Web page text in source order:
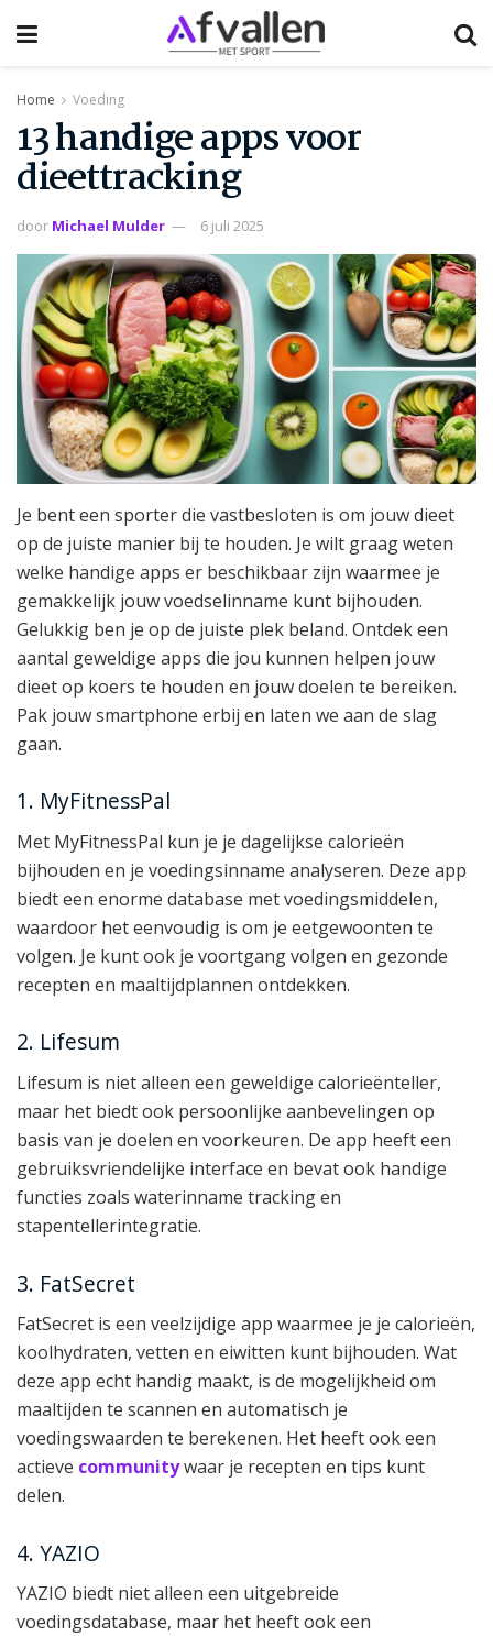
Home Voeding
13 handige apps voor
dieettracking
door Michael Mulder 6 juli 2025
Je bent een sporter die vastbesloten is om jouw dieet
op de juiste manier bij te houden. Je wilt graag weten
welke handige apps er beschikbaar zijn waarmee je
gemakkelijk jouw voedselinname kunt bijhouden.
Gelukkig ben je op de juiste plek beland. Ontdek een
aantal geweldige apps die jou kunnen helpen jouw
dieet op koers te houden en jouw doelen te bereiken.
Pak jouw smartphone erbij en laten we aan de slag
gaan.
1. MyFitnessPal
Met MyFitnessPal kun je je dagelijkse calorieën
bijhouden en je voedingsinname analyseren. Deze app
biedt een enorme database met voedingsmiddelen,
waardoor het eenvoudig is om je eetgewoonten te
volgen. Je kunt ook je voortgang volgen en gezonde
recepten en maaltijdplannen ontdekken.
2. Lifesum
Lifesum is niet alleen een geweldige calorieënteller,
maar het biedt ook persoonlijke aanbevelingen op
basis van je doelen en voorkeuren. De app heeft een
gebruiksvriendelijke interface en bevat ook handige
functies zoals waterinname tracking en
stapentellerintegratie.
3. FatSecret
FatSecret is een veelzijdige app waarmee je je calorieën,
koolhydraten, vetten en eiwitten kunt bijhouden. Wat
deze app echt handig maakt, is de mogelijkheid om
maaltijden te scannen en automatisch je
voedingswaarden te berekenen. Het heeft ook een
actieve communitywaar je recepten en tips kunt
delen.
4. YAZIO
YAZIO biedt niet alleen een uitgebreide
voedingsdatabase, maar het heeft ook een